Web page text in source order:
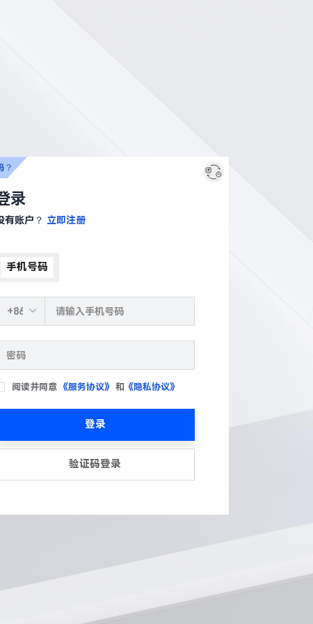
录
有账户？ 立即注册
手机号码
阅读并同意 《服务协议》 和 《隐私协议》
？
登录
验证码登录